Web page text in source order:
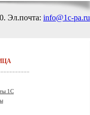
. Эл.почта: info@1c-pa.ru
1С